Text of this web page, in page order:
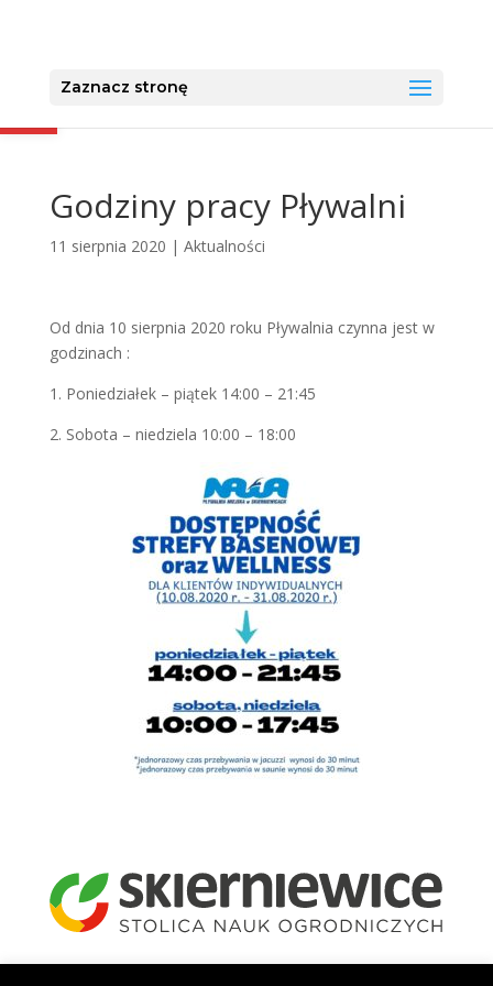
Otwórz pasek narzędzi
Zaznacz stronę
Godziny pracy Pływalni
11 sierpnia 2020 | Aktualności
Od dnia 10 sierpnia 2020 roku Pływalnia czynna jest w
godzinach :
1. Poniedziałek – piątek 14:00 – 21:45
2. Sobota – niedziela 10:00 – 18:00